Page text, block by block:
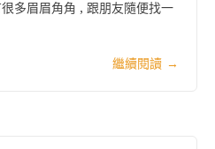
多眉眉角角 , 跟朋友隨便找一
繼續閱讀 →